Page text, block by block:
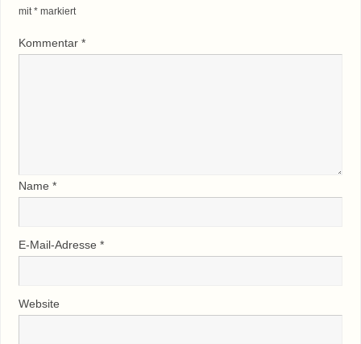
mit*markiert
Kommentar *
Name *
E-Mail-Adresse *
Website